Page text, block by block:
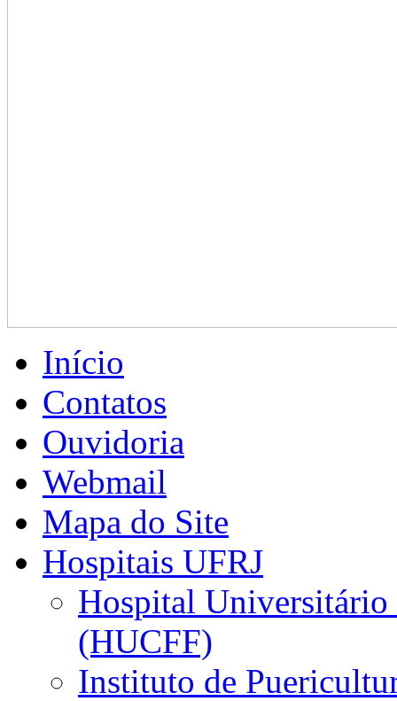
Início
Contatos
Ouvidoria
Webmail
Mapa do Site
Hospitais UFRJ
Hospital
(HUCFF)
Instituto de